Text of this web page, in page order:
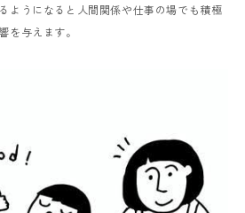
ようになると人間関係や仕事の場でも積極
を与えます。